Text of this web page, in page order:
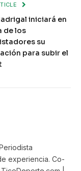
iniciará en
de los
su
para subir el
experiencia. Co-